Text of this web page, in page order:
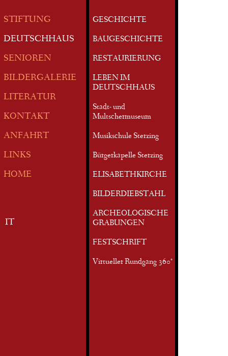
STIFTUNG
DEUTSCHHAUS
SENIOREN
BILDERGALERIE
LITERATUR
KONTAKT
ANFAHRT
LINKS
HOME
IT
GESCHICHTE
BAUGESCHICHTE
RESTAURIERUNG
LEBEN IM
DEUTSCHHAUS
Stadt- und
Multschermuseum
Musikschule Sterzing
Bürgerkapelle Sterzing
ELISABETHKIRCHE
BILDERDIEBSTAHL
ARCHEOLOGISCHE
GRABUNGEN
FESTSCHRIFT
Virtueller Rundgang 360°